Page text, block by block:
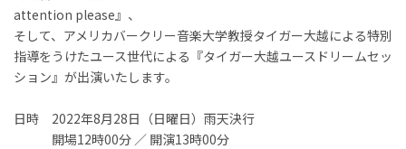
attention please』、
そして、アメリカバークリー音楽大学教授タイガー大越による特別
指導をうけたユース世代による『タイガー大越ユースドリームセッ
ション』が出演いたします。
日時 2022年8月28日（日曜日）雨天決行
開場12時00分 ／ 開演13時00分